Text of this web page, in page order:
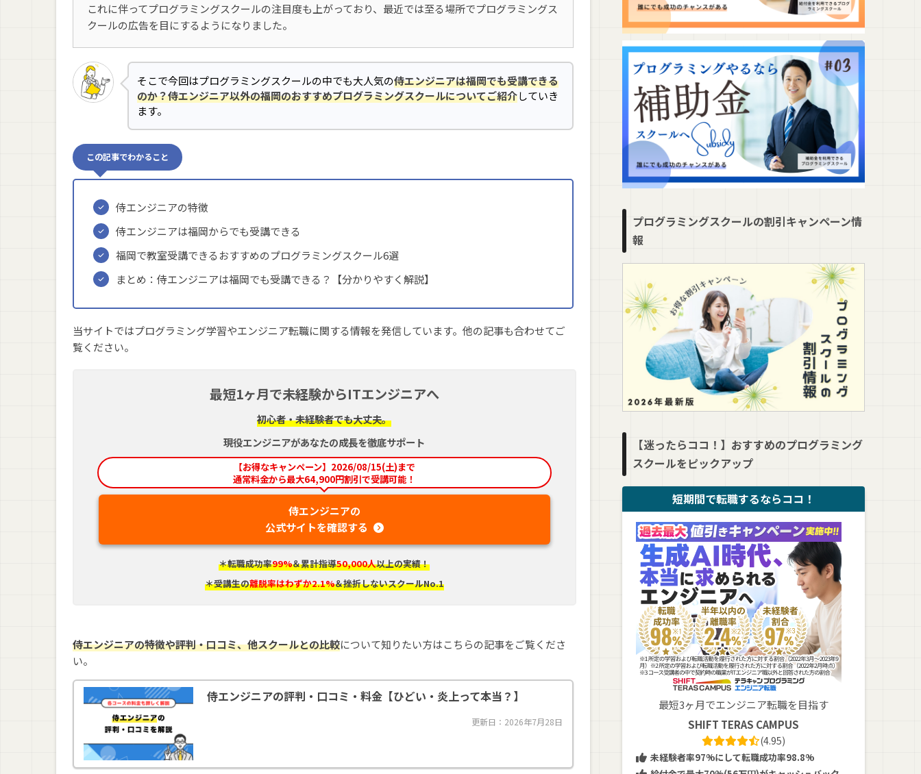
これに伴ってプログラミングスクールの注目度も上がっており、最近では至る場所でプログラミングス
クールの広告を目にするようになりました。
そこで今回はプログラミングスクールの中でも大人気の侍エンジニアは福岡でも受講できる
のか？侍エンジニア以外の福岡のおすすめプログラミングスクールについてご紹介していき
ます。
この記事でわかること
侍エンジニアの特徴
侍エンジニアは福岡からでも受講できる
福岡で教室受講できるおすすめのプログラミングスクール6選
まとめ：侍エンジニアは福岡でも受講できる？【分かりやすく解説】
当サイトではプログラミング学習やエンジニア転職に関する情報を発信しています。他の記事も合わせてご
覧ください。
最短1ヶ月で未経験からITエンジニアへ
初心者・未経験者でも大丈夫。
現役エンジニアがあなたの成長を徹底サポート
【お得なキャンペーン】2026/08/15(土)まで
通常料金から最大64,900円割引で受講可能！
侍エンジニアの
公式サイトを確認する
＊転職成功率99%＆累計指導50,000人以上の実績！
＊受講生の離脱率はわずか2.1%＆挫折しないスクールNo.1
侍エンジニアの特徴や評判・口コミ、他スクールとの比較について知りたい方はこちらの記事をご覧くださ
い。
侍エンジニアの評判・口コミ・料金【ひどい・炎上って本当？】
更新日：2026年7月28日
プログラミングスクールの割引キャンペーン情
報
【迷ったらココ！】おすすめのプログラミング
スクールをピックアップ
短期間で転職するならココ！
最短3ヶ月でエンジニア転職を目指す
SHIFT TERAS CAMPUS
(4.95)
未経験者率97%にして転職成功率98.8%